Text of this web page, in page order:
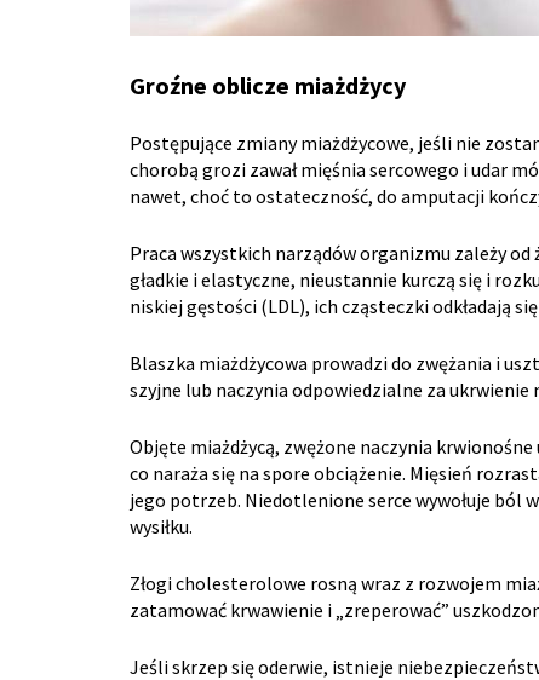
Groźne oblicze miażdżycy
Postępujące zmiany miażdżycowe, jeśli nie
chorobą grozi zawał mięśnia sercowego i udar
nawet, choć to ostateczność, do amputacji
Praca wszystkich narządów organizmu zależy
gładkie i elastyczne, nieustannie kurczą się i
niskiej gęstości (LDL), ich cząsteczki odkładają
Blaszka miażdżycowa prowadzi do zwężania i
szyjne lub naczynia odpowiedzialne za ukrwienie
Objęte miażdżycą, zwężone naczynia
co naraża się na spore obciążenie. Mięsień
jego potrzeb. Niedotlenione serce wywołuje ból
wysiłku.
Złogi cholesterolowe rosną wraz z rozwojem
zatamować krwawienie i „zreperować”
Jeśli skrzep się oderwie, istnieje